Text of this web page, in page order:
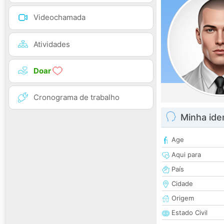
Videochamada
Atividades
Doar
Cronograma de trabalho
Minha
Age
Aqui para
País
Cidade
Origem
Estado Civil